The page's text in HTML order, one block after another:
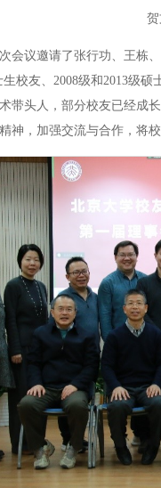
会议邀请了张行功、王栋
校友、2008级和2013级
带头人，部分校友已经成
神，加强交流与合作，将